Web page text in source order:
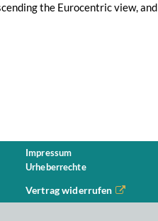
the Eurocentric view,
Impressum
Urheberrechte
Vertrag widerrufen